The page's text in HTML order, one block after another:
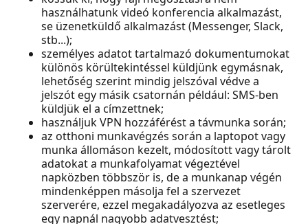
használhatunk videó konferencia alkalmazást,
se üzenetküldő alkalmazást (Messenger, Slack,
stb...);
személyes adatot tartalmazó dokumentumokat
különös körültekintéssel küldjünk egymásnak,
lehetőség szerint mindig jelszóval védve a
jelszót egy másik csatornán például: SMS-ben
küldjük el a címzettnek;
használjuk VPN hozzáférést a távmunka során;
az otthoni munkavégzés során a laptopot vagy
munka állomáson kezelt, módosított vagy tárolt
adatokat a munkafolyamat végeztével
napközben többször is, de a munkanap végén
mindenképpen másolja fel a szervezet
szerverére, ezzel megakadályozva az esetleges
egy napnál nagyobb adatvesztést;